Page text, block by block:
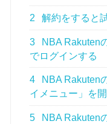
2 解約をすると
3
NBA Rakuten
でログインする
4
NBA Rakuten
イメニュー」を開
5
NBA Rakuten